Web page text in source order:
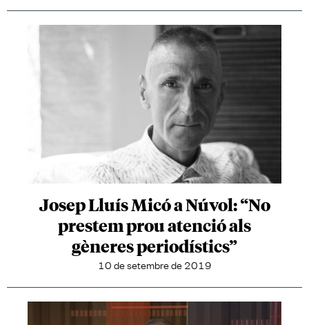
Josep Lluís Micó a Núvol: “No
prestem prou atenció als
gèneres periodístics”
10 de setembre de 2019